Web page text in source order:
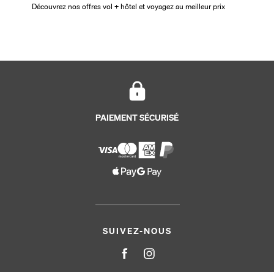
Découvrez nos offres vol + hôtel et voyagez au meilleur prix
PAIEMENT SÉCURISÉ
SUIVEZ-NOUS